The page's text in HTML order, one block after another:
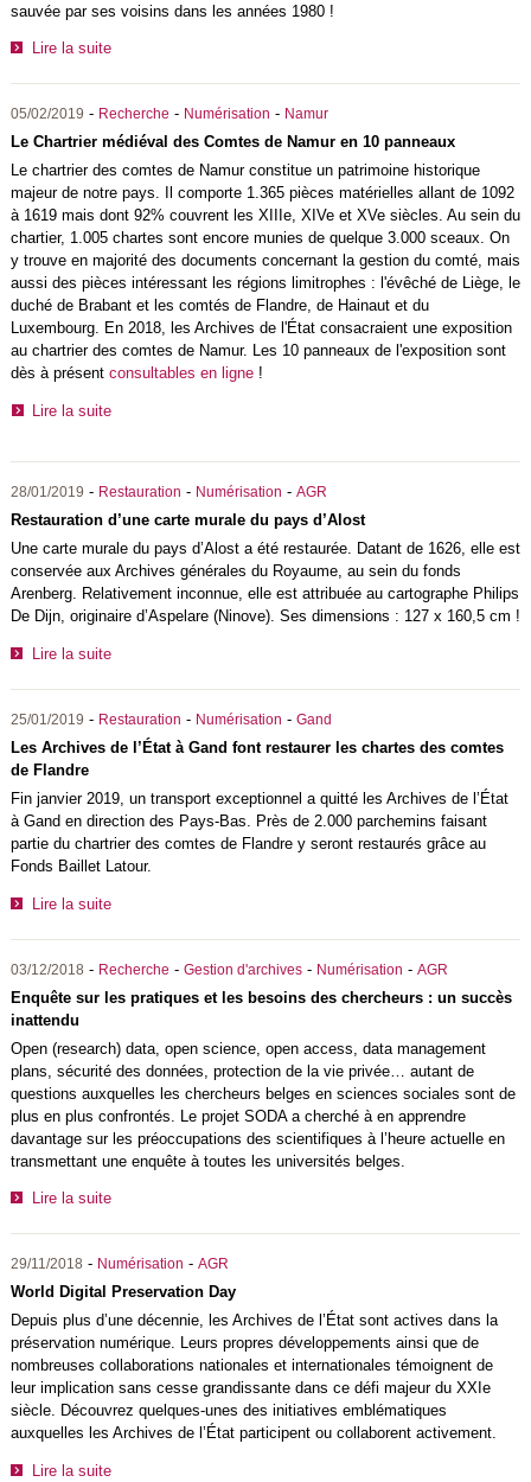
sauvée par ses voisins dans les années 1980 !
Lire la suite
05/02/2019 - Recherche - Numérisation - Namur
Le Chartrier médiéval des Comtes de Namur en 10 panneaux
Le chartrier des comtes de Namur constitue un patrimoine historique
majeur de notre pays. Il comporte 1.365 pièces matérielles allant de 1092
à 1619 mais dont 92% couvrent les XIIIe, XIVe et XVe siècles. Au sein du
chartier, 1.005 chartes sont encore munies de quelque 3.000 sceaux. On
y trouve en majorité des documents concernant la gestion du comté, mais
aussi des pièces intéressant les régions limitrophes : l'évêché de Liège, le
duché de Brabant et les comtés de Flandre, de Hainaut et du
Luxembourg. En 2018, les Archives de l'État consacraient une exposition
au chartrier des comtes de Namur. Les 10 panneaux de l'exposition sont
dès à présent consultables en ligne!
Lire la suite
28/01/2019 - Restauration - Numérisation - AGR
Restauration d’une carte murale du pays d’Alost
Une carte murale du pays d’Alost a été restaurée. Datant de 1626, elle est
conservée aux Archives générales du Royaume, au sein du fonds
Arenberg. Relativement inconnue, elle est attribuée au cartographe Philips
De Dijn, originaire d’Aspelare (Ninove). Ses dimensions : 127 x 160,5 cm !
Lire la suite
25/01/2019 - Restauration - Numérisation - Gand
Les Archives de l’État à Gand font restaurer les chartes des comtes
de Flandre
Fin janvier 2019, un transport exceptionnel a quitté les Archives de l’État
à Gand en direction des Pays-Bas. Près de 2.000 parchemins faisant
partie du chartrier des comtes de Flandre y seront restaurés grâce au
Fonds Baillet Latour.
Lire la suite
03/12/2018 - Recherche - Gestion d'archives- Numérisation - AGR
Enquête sur les pratiques et les besoins des chercheurs : un succès
inattendu
Open (research) data, open science, open access, data management
plans, sécurité des données, protection de la vie privée… autant de
questions auxquelles les chercheurs belges en sciences sociales sont de
plus en plus confrontés. Le projet SODA a cherché à en apprendre
davantage sur les préoccupations des scientifiques à l’heure actuelle en
transmettant une enquête à toutes les universités belges.
Lire la suite
29/11/2018 - Numérisation - AGR
World Digital Preservation Day
Depuis plus d’une décennie, les Archives de l’État sont actives dans la
préservation numérique. Leurs propres développements ainsi que de
nombreuses collaborations nationales et internationales témoignent de
leur implication sans cesse grandissante dans ce défi majeur du XXIe
siècle. Découvrez quelques-unes des initiatives emblématiques
auxquelles les Archives de l’État participent ou collaborent activement.
Lire la suite